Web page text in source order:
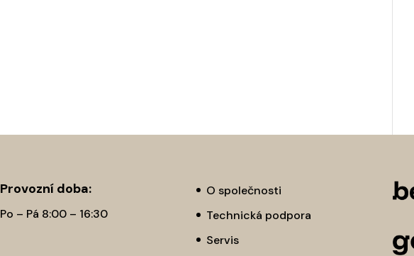
Provozní­ doba:
Po – Pá 8:00 – 16:30
O společnosti
Technická podpora
Servis